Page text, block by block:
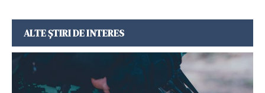
ALTE ȘTIRI DE INTERES